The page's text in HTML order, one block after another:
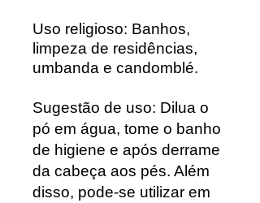
Uso religioso: Banhos,
limpeza de residências,
umbanda e candomblé.
Sugestão de uso: Dilua o
pó em água, tome o banho
de higiene e após derrame
da cabeça aos pés. Além
disso, pode-se utilizar em